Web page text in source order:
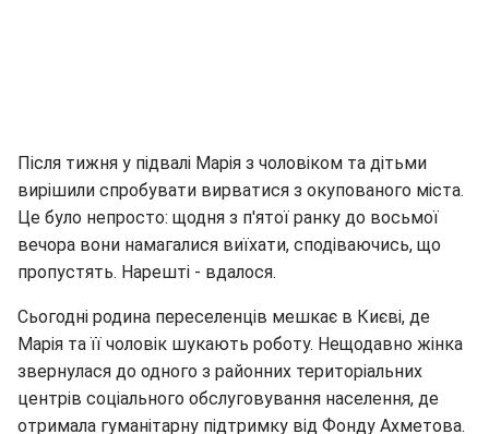
Після тижня у підвалі Марія з чоловіком та дітьми
вирішили спробувати вирватися з окупованого міста.
Це було непросто: щодня з п'ятої ранку до восьмої
вечора вони намагалися виїхати, сподіваючись, що
пропустять. Нарешті - вдалося.
Сьогодні родина переселенців мешкає в Києві, де
Марія та її чоловік шукають роботу. Нещодавно жінка
звернулася до одного з районних територіальних
центрів соціального обслуговування населення, де
отримала гуманітарну підтримку від Фонду Ахметова.